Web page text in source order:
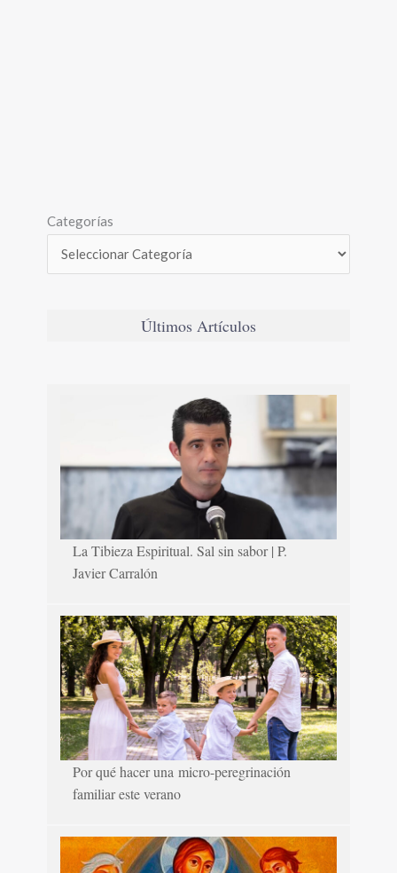
Categorías
Últimos Artículos
La Tibieza Espiritual. Sal sin sabor | P.
Javier Carralón
Por qué hacer una micro-peregrinación
familiar este verano